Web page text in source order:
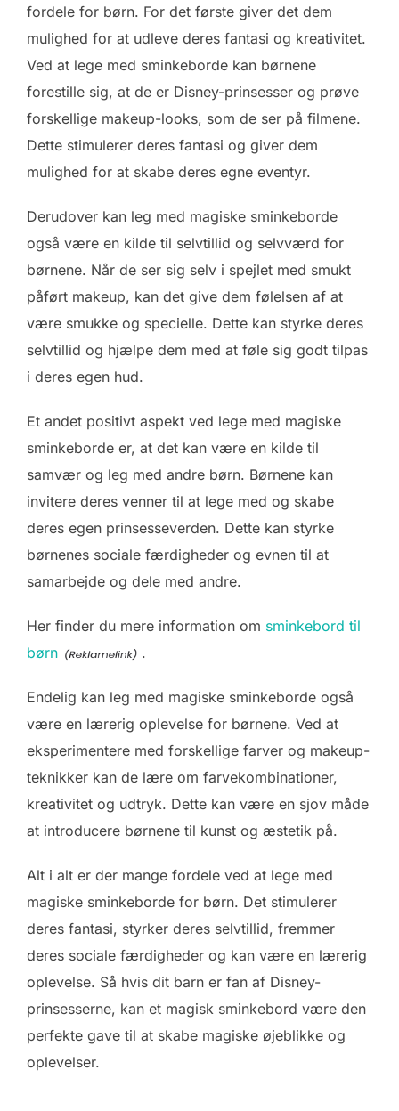
fordele for børn. For det første giver det dem
mulighed for at udleve deres fantasi og kreativitet.
Ved at lege med sminkeborde kan børnene
forestille sig, at de er Disney-prinsesser og prøve
forskellige makeup-looks, som de ser på filmene.
Dette stimulerer deres fantasi og giver dem
mulighed for at skabe deres egne eventyr.
Derudover kan leg med magiske sminkeborde
også være en kilde til selvtillid og selvværd for
børnene. Når de ser sig selv i spejlet med smukt
påført makeup, kan det give dem følelsen af at
være smukke og specielle. Dette kan styrke deres
selvtillid og hjælpe dem med at føle sig godt tilpas
i deres egen hud.
Et andet positivt aspekt ved lege med magiske
sminkeborde er, at det kan være en kilde til
samvær og leg med andre børn. Børnene kan
invitere deres venner til at lege med og skabe
deres egen prinsesseverden. Dette kan styrke
børnenes sociale færdigheder og evnen til at
samarbejde og dele med andre.
Her finder du mere information om sminkebord til
børn
.
Endelig kan leg med magiske sminkeborde også
være en lærerig oplevelse for børnene. Ved at
eksperimentere med forskellige farver og makeup-
teknikker kan de lære om farvekombinationer,
kreativitet og udtryk. Dette kan være en sjov måde
at introducere børnene til kunst og æstetik på.
Alt i alt er der mange fordele ved at lege med
magiske sminkeborde for børn. Det stimulerer
deres fantasi, styrker deres selvtillid, fremmer
deres sociale færdigheder og kan være en lærerig
oplevelse. Så hvis dit barn er fan af Disney-
prinsesserne, kan et magisk sminkebord være den
perfekte gave til at skabe magiske øjeblikke og
oplevelser.